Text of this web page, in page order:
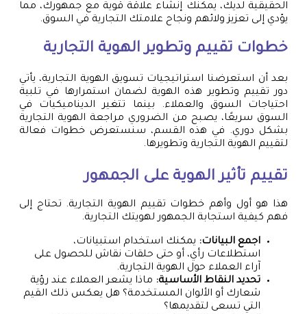
الحقيقية لديك، يمكنك إنشاء علاقة قوية مع جمهورك، مما
يؤدي إلى تعزيز ولائهم ونجاح علامتك التجارية في السوق.
خطوات تقييم وتطوير الهوية التجارية
بعد أن استعرضنا استراتيجيات تسويق الهوية التجارية، يأتي
دور تقييم وتطوير هذه الهوية لضمان استمرارها في تلبية
احتياجات السوق والعملاء. بينما تتغير الديناميكيات في
السوق سريعًا، يصبح من الضروري مراجعة الهوية التجارية
بشكل دوري. في هذه القسم، سنستعرض خطوات فعالة
لتقييم الهوية التجارية وتطويرها.
تقييم تأثير الهوية على الجمهور
هذا هو أول وأهم خطوات تقييم الهوية التجارية. تحتاج إلى
فهم كيفية استجابة الجمهور لهويتك التجارية.
اجمع البيانات: يمكنك استخدام استبيانات،
استطلاعات رأي، أو حتى حلقات نقاش للحصول على
آراء العملاء حول الهوية التجارية.
تحديد النقاط الأساسية: ماذا يشعر العملاء عند رؤية
شعارك أو الألوان المستخدمة؟ هل يعكس ذلك القيم
التي تسعى لتقديمها؟